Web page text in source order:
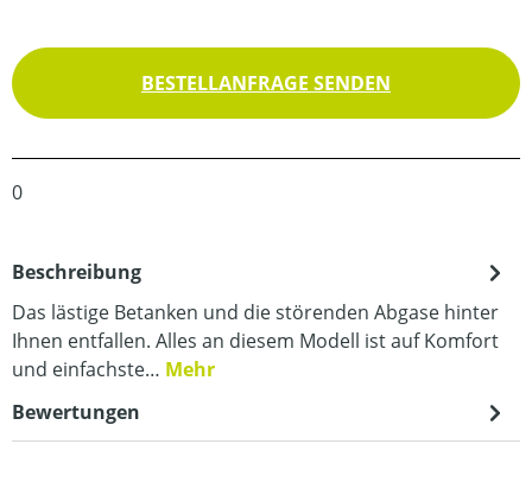
BESTELLANFRAGE SENDEN
0
Beschreibung
Das lästige Betanken und die störenden Abgase hinter
Ihnen entfallen. Alles an diesem Modell ist auf Komfort
und einfachste… Mehr
Bewertungen